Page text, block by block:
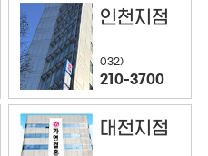
인천지점
032)
210-3700
대전지점